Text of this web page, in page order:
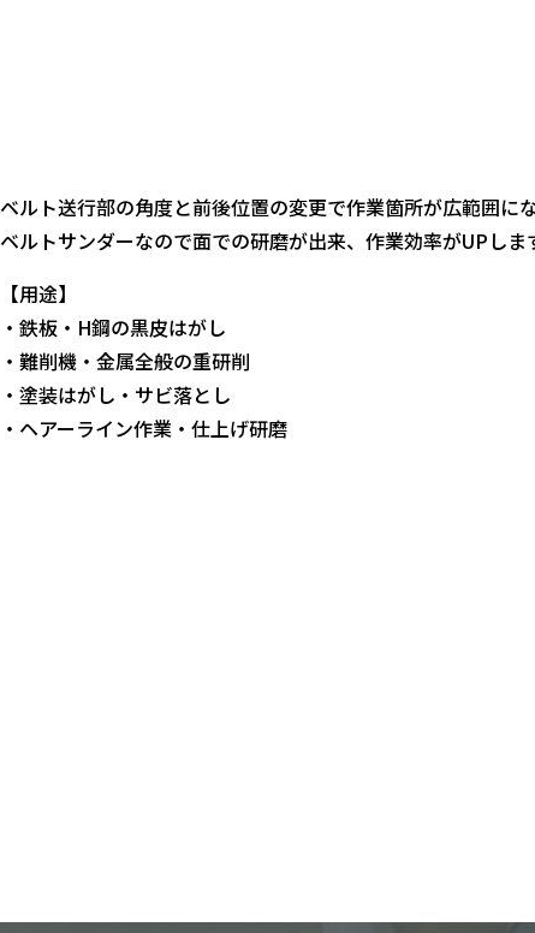
ベルト送行部の角度と前後位置の変更で作業箇所が広範囲にな
ベルトサンダーなので面での研磨が出来、作業効率がUPしま
【用途】
・鉄板・H鋼の黒皮はがし
・難削機・金属全般の重研削
・塗装はがし・サビ落とし
・ヘアーライン作業・仕上げ研磨